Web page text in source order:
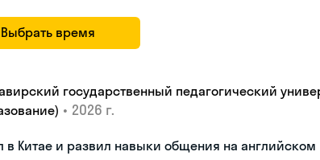
Выбрать время
государственный педагогический
• 2026 г.
в Китае и развил навыки общения на английском